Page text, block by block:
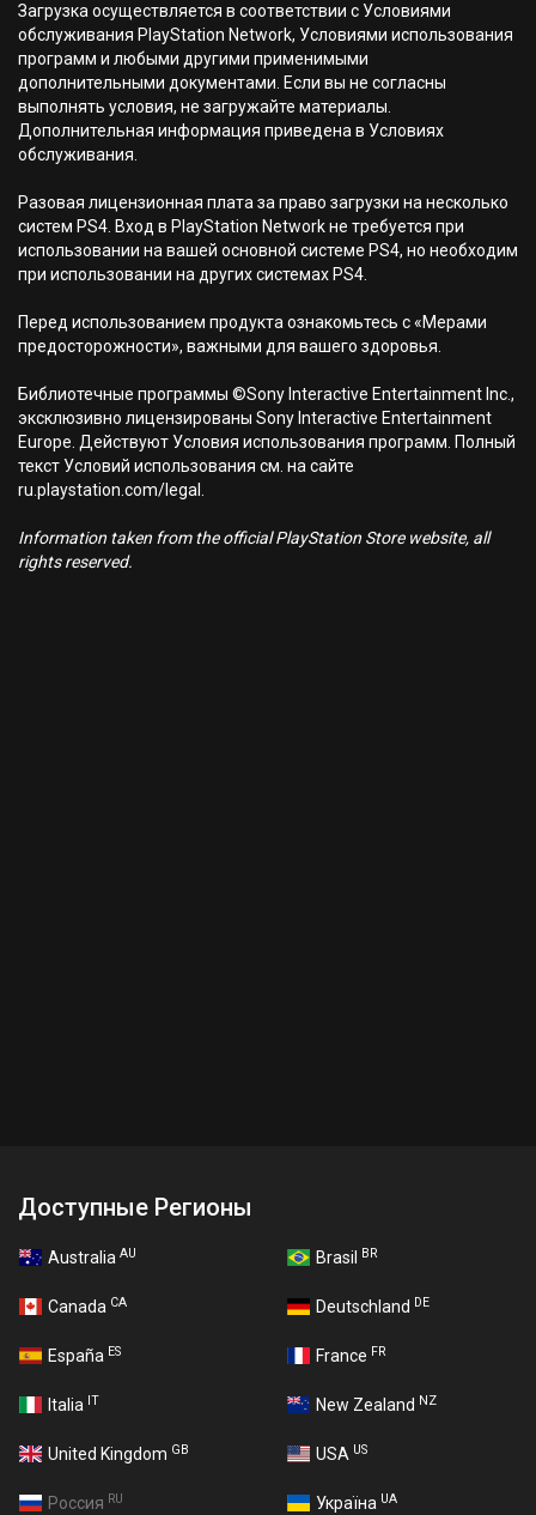
Загрузка осуществляется в соответствии с Условиями
обслуживания PlayStation Network, Условиями использования
программ и любыми другими применимыми
дополнительными документами. Если вы не согласны
выполнять условия, не загружайте материалы.
Дополнительная информация приведена в Условиях
обслуживания.
Разовая лицензионная плата за право загрузки на несколько
систем PS4. Вход в PlayStation Network не требуется при
использовании на вашей основной системе PS4, но необходим
при использовании на других системах PS4.
Перед использованием продукта ознакомьтесь с «Мерами
предосторожности», важными для вашего здоровья.
Библиотечные программы ©Sony Interactive Entertainment Inc.,
эксклюзивно лицензированы Sony Interactive Entertainment
Europe. Действуют Условия использования программ. Полный
текст Условий использования см. на сайте
ru.playstation.com/legal.
Information taken from the official PlayStation Store website, all
rights reserved.
Доступные Регионы
Australia AU Brasil BR
Canada CA Deutschland DE
España ES France FR
Italia IT New Zealand NZ
United Kingdom GB USA US
Россия RU Україна UA